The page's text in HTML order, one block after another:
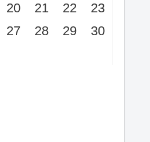
20 21 22
23
27 28 29
30